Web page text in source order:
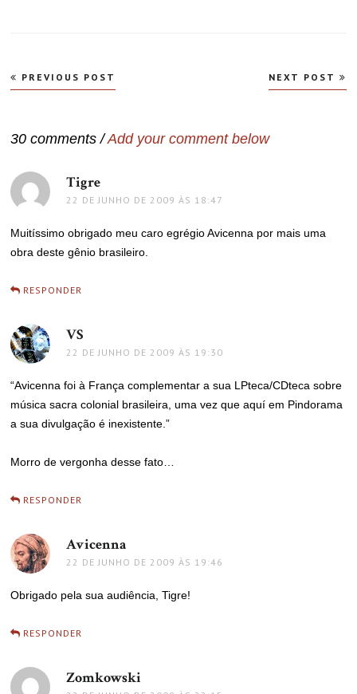
Navegação
de
PREVIOUS POST NEXT POST
30 comments /Add your comment below
Tigre
22 DE JUNHO DE 2009 ÀS 18:47
Muitíssimo obrigado meu caro egrégio Avicenna por mais uma
obra deste gênio brasileiro.
RESPONDER
VS
22 DE JUNHO DE 2009 ÀS 19:30
“Avicenna foi à França complementar a sua LPteca/CDteca sobre
música sacra colonial brasileira, uma vez que aquí em Pindorama
a sua divulgação é inexistente.”
Morro de vergonha desse fato…
RESPONDER
Avicenna
22 DE JUNHO DE 2009 ÀS 19:46
Obrigado pela sua audiência, Tigre!
RESPONDER
Zomkowski